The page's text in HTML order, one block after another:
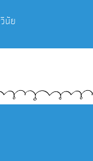
นัย